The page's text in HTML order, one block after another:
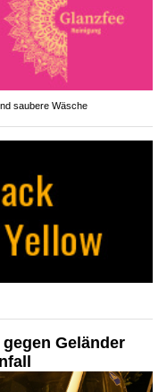
saubere Wäsche
Geländer